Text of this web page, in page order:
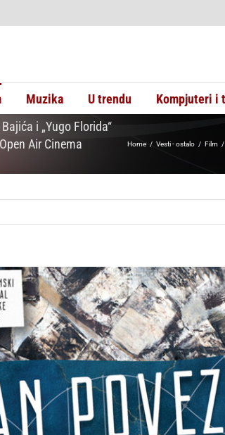
Muzika U trendu Kompjuteri i
i „Yugo Florida“
Air Cinema
Home Vesti - ostalo Film